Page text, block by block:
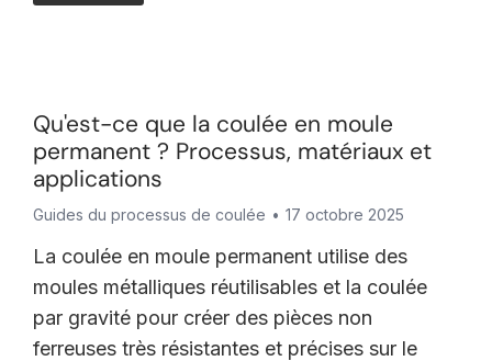
Qu'est-ce que la coulée en moule
permanent ? Processus, matériaux et
applications
Guides du processus de coulée 17 octobre 2025
La coulée en moule permanent utilise des
moules métalliques réutilisables et la coulée
par gravité pour créer des pièces non
ferreuses très résistantes et précises sur le